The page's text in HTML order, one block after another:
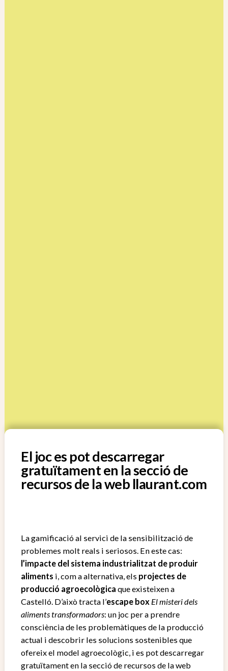
El joc es pot descarregar
gratuïtament en la secció de
recursos de la web llaurant.com
La gamificació al servici de la sensibilització de
problemes molt reals i seriosos. En este cas:
l’impacte del sistema industrialitzat de produir
aliments i, com a alternativa, els projectes de
producció agroecològica que existeixen a
Castelló. D’això tracta l’escape box El misteri dels
aliments transformadors: un joc per a prendre
consciència de les problemàtiques de la producció
actual i descobrir les solucions sostenibles que
ofereix el model agroecològic, i es pot descarregar
gratuïtament en la secció de recursos de la web